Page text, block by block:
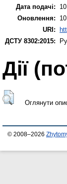
Дата подачі:
Оновлення:
URI:
ДСТУ 8302:2015:
Дії
Оглянути
© 2008–2026